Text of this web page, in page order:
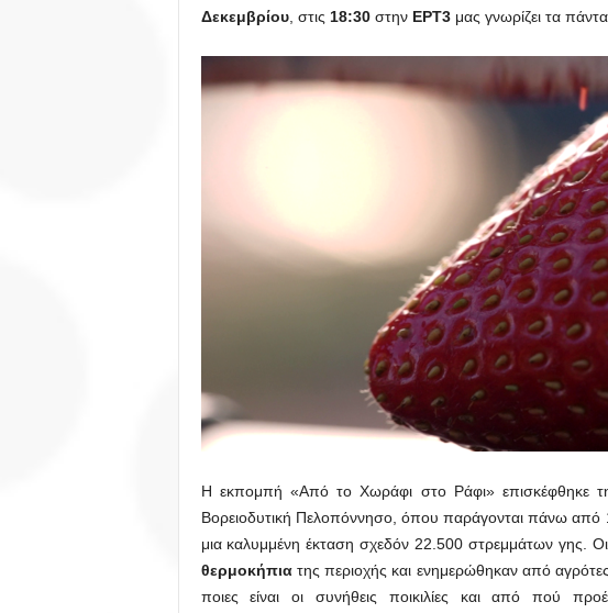
Δεκεμβρίου, στις 18:30στην ΕΡΤ3 μας γνωρίζει τα
Η εκπομπή «Από το Χωράφι στο Ράφι» επισκέφθηκε
Βορειοδυτική Πελοπόννησο, όπου παράγονται πάνω από
μια καλυμμένη έκταση σχεδόν 22.500 στρεμμάτων γης.
θερμοκήπιατης περιοχής και ενημερώθηκαν από
ποιες είναι οι συνήθεις ποικιλίες και από πού